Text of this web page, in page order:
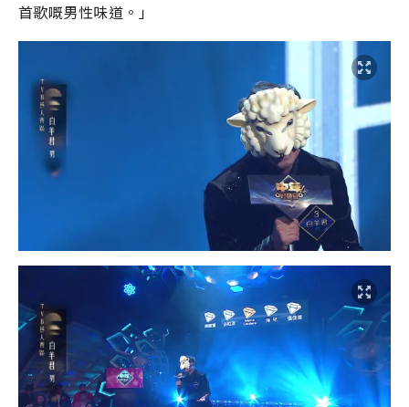
首歌嘅男性味道。」